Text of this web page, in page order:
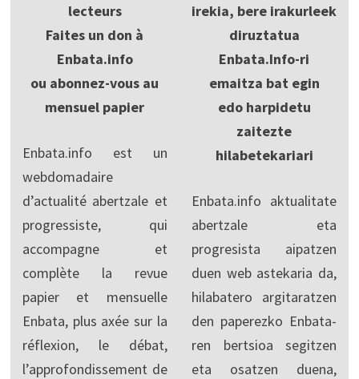
lecteurs
Faites un don à
Enbata.info
ou abonnez-vous au
mensuel papier
Enbata.info est un
webdomadaire
d’actualité abertzale et
progressiste, qui
accompagne et
complète la revue
papier et mensuelle
Enbata, plus axée sur la
réflexion, le débat,
l’approfondissement de
irekia, bere irakurleek
diruztatua
Enbata.Info-ri
emaitza bat egin
edo harpidetu
zaitezte
hilabetekariari
Enbata.info aktualitate
abertzale eta
progresista aipatzen
duen web astekaria da,
hilabatero argitaratzen
den paperezko Enbata-
ren bertsioa segitzen
eta osatzen duena,